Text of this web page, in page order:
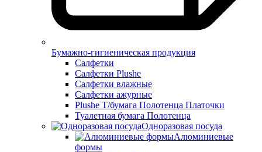
Бумажно-гигиеническая продукция
Салфетки
Салфетки Plushe
Салфетки влажные
Салфетки ажурные
Plushe Т/бумага Полотенца Платочки
Туалетная бумага Полотенца
Одноразовая посуда
Алюминиевые
формы